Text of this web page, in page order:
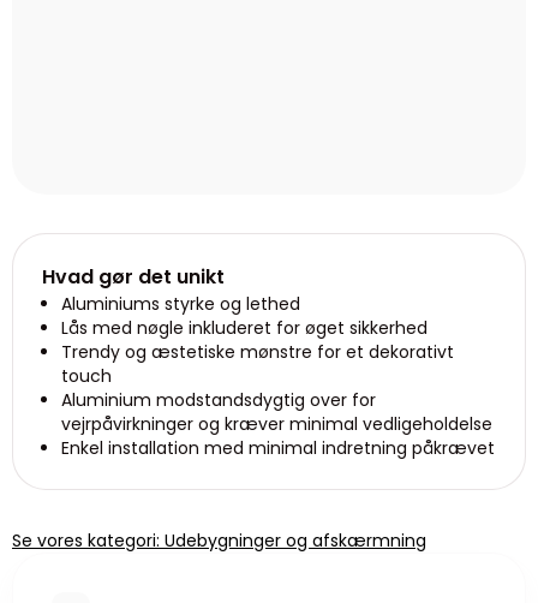
Hvad gør det unikt
Aluminiums styrke og lethed
Lås med nøgle inkluderet for øget sikkerhed
Trendy og æstetiske mønstre for et dekorativt
touch
Aluminium modstandsdygtig over for
vejrpåvirkninger og kræver minimal vedligeholdelse
Enkel installation med minimal indretning påkrævet
Se vores kategori: Udebygninger og afskærmning